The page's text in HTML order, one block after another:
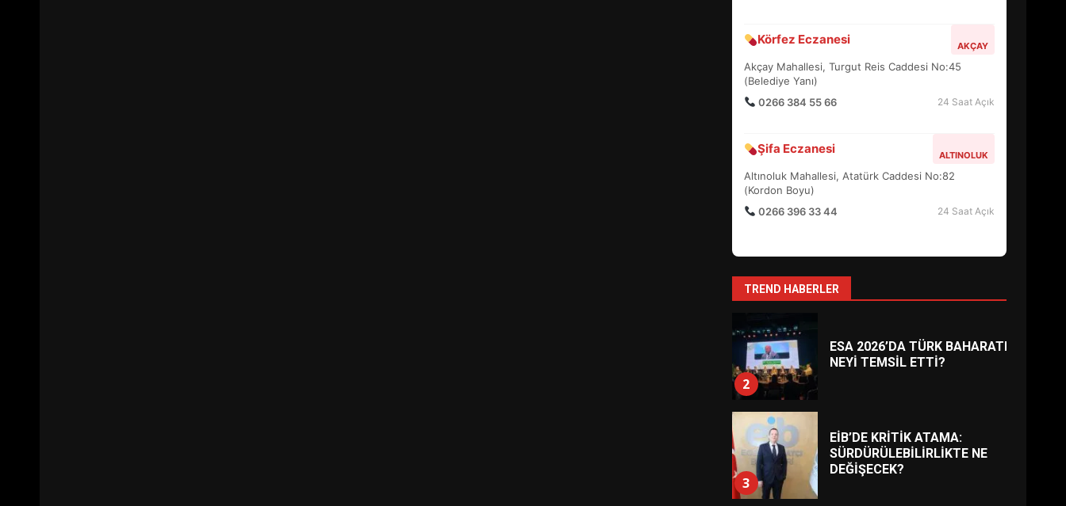
Körfez Eczanesi AKÇAY
Akçay Mahallesi, Turgut Reis Caddesi No:45
(Belediye Yanı)
0266 384 55 66
24 Saat Açık
Şifa Eczanesi ALTINOLUK
Altınoluk Mahallesi, Atatürk Caddesi No:82
(Kordon Boyu)
0266 396 33 44
24 Saat Açık
TREND HABERLER
6
BURHANİYE SATRANÇ
DEĞİŞTİRİYOR?
7
BURHANİYE
BELEDİYESPOR’DA YENİ
YÖNETİM NASIL ŞEKİLLENDİ?
1
HAREKETE GEÇİYOR: GÖZLER
2
ESA 2026’DA TÜRK BAHARATI
NEYİ TEMSİL ETTİ?
3
EİB’DE KRİTİK ATAMA:
SÜRDÜRÜLEBİLİRLİKTE NE
DEĞİŞECEK?